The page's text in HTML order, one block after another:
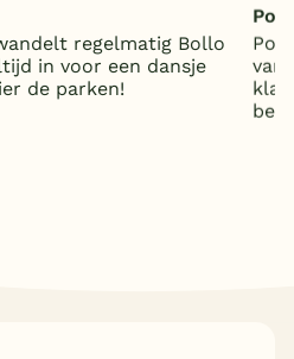
regelmatig Bollo
in voor een dansje
de parken!
van